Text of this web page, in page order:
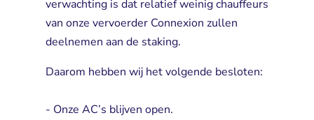
verwachting is dat relatief weinig chauffeurs
van onze vervoerder Connexion zullen
deelnemen aan de staking.
Daarom hebben wij het volgende besloten:
- Onze AC’s blijven open.